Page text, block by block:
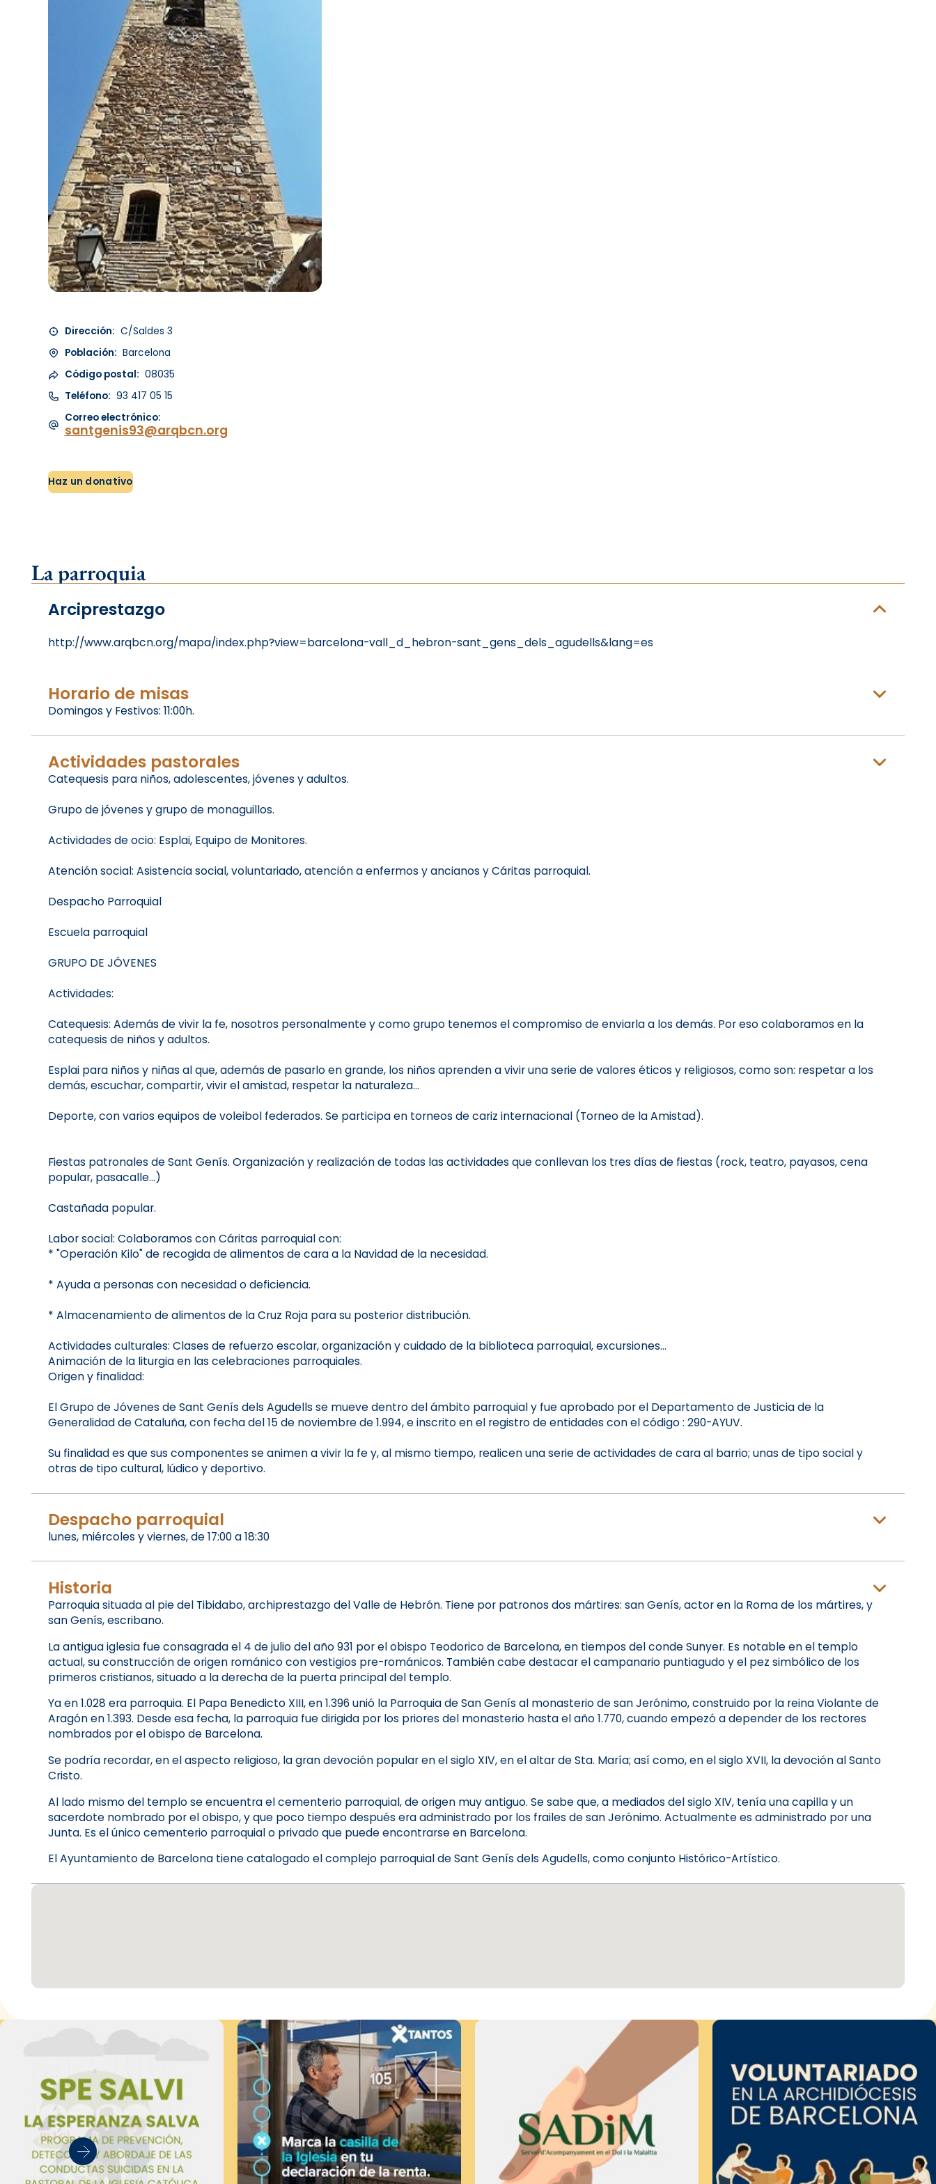
Dirección: C/Saldes 3
Población: Barcelona
Código postal: 08035
Teléfono: 93 417 05 15
Correo electrónico:
santgenis93@arqbcn.org
Haz un donativo
La parroquia
Arciprestazgo
http://www.arqbcn.org/mapa/index.php?view=barcelona-vall_d_hebron-sant_gens_dels_agudells&lang=es
Horario de misas
Domingos y Festivos: 11:00h.
Actividades pastorales
Catequesis para niños, adolescentes, jóvenes y adultos.
Grupo de jóvenes y grupo de monaguillos.
Actividades de ocio: Esplai, Equipo de Monitores.
Atención social: Asistencia social, voluntariado, atención a enfermos y ancianos y Cáritas parroquial.
Despacho Parroquial
Escuela parroquial
GRUPO DE JÓVENES
Actividades:
Catequesis: Además de vivir la fe, nosotros personalmente y como grupo tenemos el compromiso de enviarla a los demás. Por eso colaboramos en la
catequesis de niños y adultos.
Esplai para niños y niñas al que, además de pasarlo en grande, los niños aprenden a vivir una serie de valores éticos y religiosos, como son: respetar a los
demás, escuchar, compartir, vivir el amistad, respetar la naturaleza...
Deporte, con varios equipos de voleibol federados. Se participa en torneos de cariz internacional (Torneo de la Amistad).
Fiestas patronales de Sant Genís. Organización y realización de todas las actividades que conllevan los tres días de fiestas (rock, teatro, payasos, cena
popular, pasacalle...)
Castañada popular.
Labor social: Colaboramos con Cáritas parroquial con:
* "Operación Kilo" de recogida de alimentos de cara a la Navidad de la necesidad.
* Ayuda a personas con necesidad o deficiencia.
* Almacenamiento de alimentos de la Cruz Roja para su posterior distribución.
Actividades culturales: Clases de refuerzo escolar, organización y cuidado de la biblioteca parroquial, excursiones...
Animación de la liturgia en las celebraciones parroquiales.
Origen y finalidad:
El Grupo de Jóvenes de Sant Genís dels Agudells se mueve dentro del ámbito parroquial y fue aprobado por el Departamento de Justicia de la
Generalidad de Cataluña, con fecha del 15 de noviembre de 1.994, e inscrito en el registro de entidades con el código : 290-AYUV.
Su finalidad es que sus componentes se animen a vivir la fe y, al mismo tiempo, realicen una serie de actividades de cara al barrio; unas de tipo social y
otras de tipo cultural, lúdico y deportivo.
Despacho parroquial
lunes, miércoles y viernes, de 17:00 a 18:30
Historia
Parroquia situada al pie del Tibidabo, archiprestazgo del Valle de Hebrón. Tiene por patronos dos mártires: san Genís, actor en la Roma de los mártires, y
san Genís, escribano.
La antigua iglesia fue consagrada el 4 de julio del año 931 por el obispo Teodorico de Barcelona, ​​en tiempos del conde Sunyer. Es notable en el templo
actual, su construcción de origen románico con vestigios pre-románicos. También cabe destacar el campanario puntiagudo y el pez simbólico de los
primeros cristianos, situado a la derecha de la puerta principal del templo.
Ya en 1.028 era parroquia. El Papa Benedicto XIII, en 1.396 unió la Parroquia de San Genís al monasterio de san Jerónimo, construido por la reina Violante de
Aragón en 1.393. Desde esa fecha, la parroquia fue dirigida por los priores del monasterio hasta el año 1.770, cuando empezó a depender de los rectores
nombrados por el obispo de Barcelona.
Se podría recordar, en el aspecto religioso, la gran devoción popular en el siglo XIV, en el altar de Sta. María; así como, en el siglo XVII, la devoción al Santo
Cristo.
Al lado mismo del templo se encuentra el cementerio parroquial, de origen muy antiguo. Se sabe que, a mediados del siglo XIV, tenía una capilla y un
sacerdote nombrado por el obispo, y que poco tiempo después era administrado por los frailes de san Jerónimo. Actualmente es administrado por una
Junta. Es el único cementerio parroquial o privado que puede encontrarse en Barcelona.
El Ayuntamiento de Barcelona tiene catalogado el complejo parroquial de Sant Genís dels Agudells, como conjunto Histórico-Artístico.